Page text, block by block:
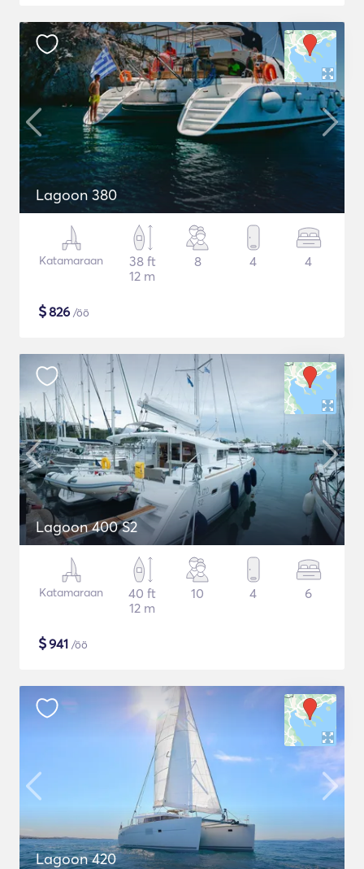
Lagoon 380
Katamaraan
38 ft
12 m
8 4 4
$826 /öö
Lagoon 400 S2
Katamaraan
40 ft
12 m
10 4 6
$941 /öö
Lagoon 420